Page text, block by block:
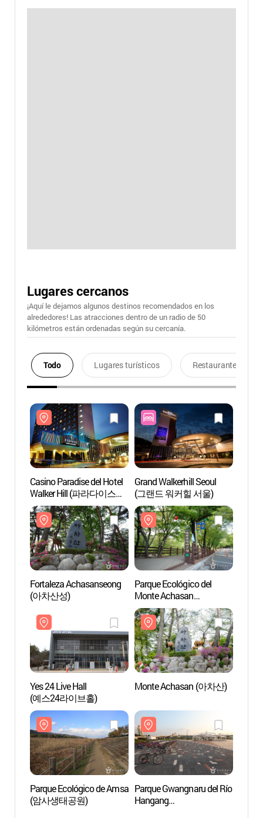
Lugares cercanos
¡Aquí le dejamos algunos destinos recomendados en los
alrededores! Las atracciones dentro de un radio de 50
kilómetros están ordenadas según su cercanía.
Todo Lugares turísticos Restaurantes
Casino Paradise del Hotel
Walker Hill (파라다이스
카지노 워커힐)
Grand Walkerhill Seoul
(그랜드 워커힐 서울)
Fortaleza Achasanseong
(아차산성)
Parque Ecológico del
Monte Achasan
(아차산생태공원)
Yes 24 Live Hall
(예스24라이브홀)
Monte Achasan (아차산)
Parque Ecológico de Amsa
(암사생태공원)
Parque Gwangnaru del Río
Hangang